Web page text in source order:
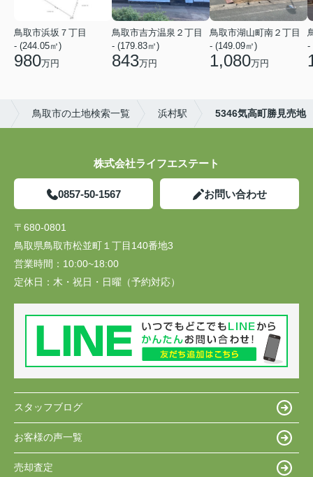
鳥取市浜坂７丁目
- (244.05㎡)
980万円
鳥取市吉方温泉２丁目
- (179.83㎡)
843万円
鳥取市湖山町南２丁目
- (149.09㎡)
1,080万円
-
鳥取市の土地検索一覧 浜村駅 5346気高町勝見売地
株式会社ライフエステート
0857-50-1567 お問い合わせ
〒680-0801
鳥取県鳥取市松並町１丁目140番地3
営業時間： 10:00~18:00
定休日： 木・祝日・日曜（予約対応）
スタッフブログ
お客様の声一覧
売却査定